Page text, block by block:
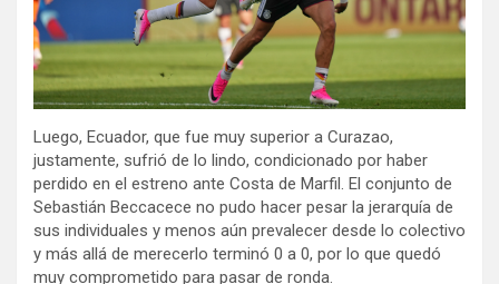
Luego, Ecuador, que fue muy superior a Curazao,
justamente, sufrió de lo lindo, condicionado por haber
perdido en el estreno ante Costa de Marfil. El conjunto de
Sebastián Beccacece no pudo hacer pesar la jerarquía de
sus individuales y menos aún prevalecer desde lo colectivo
y más allá de merecerlo terminó 0 a 0, por lo que quedó
muy comprometido para pasar de ronda.